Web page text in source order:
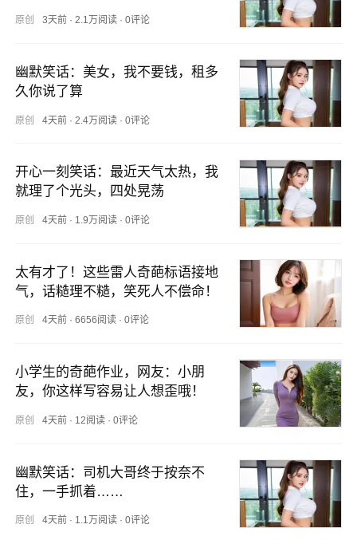
原创 3天前· 2.1万阅读· 0评论
幽默笑话：美女，我不要钱，租多
久你说了算
原创 4天前· 2.4万阅读· 0评论
开心一刻笑话：最近天气太热，我
就理了个光头，四处晃荡
原创 4天前· 1.9万阅读· 0评论
太有才了！这些雷人奇葩标语接地
气，话糙理不糙，笑死人不偿命！
原创 4天前· 6656阅读· 0评论
小学生的奇葩作业，网友：小朋
友，你这样写容易让人想歪哦！
原创 4天前· 12阅读· 0评论
幽默笑话：司机大哥终于按奈不
住，一手抓着……
原创 4天前· 1.1万阅读· 0评论